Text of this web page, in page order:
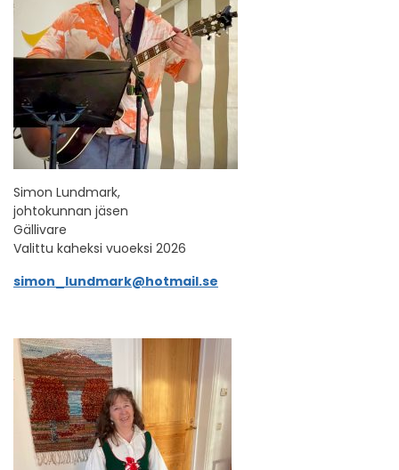
Simon Lundmark,
johtokunnan jäsen
Gällivare
Valittu kaheksi vuoeksi 2026
simon_lundmark@hotmail.se